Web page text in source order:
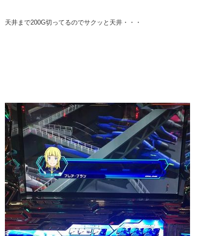
天井まで200G切ってるのでサクッと天井・・・